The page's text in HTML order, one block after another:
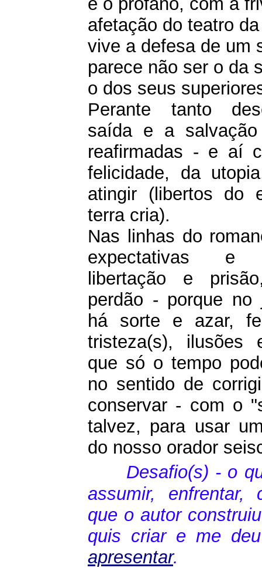
afetação do teatro
vive a defesa de um
parece não ser o da
o dos seus
Perante tanto
saída e a
reafirmadas - e aí
felicidade, da
atingir (libertos do
terra cria).
Nas linhas do
expectativas e
libertação e
perdão - porque no
há sorte e azar,
tristeza(s), ilusões
que só o tempo
no sentido de
conservar - com o
talvez, para usar
do nosso orador
Desafio(s) - o
assumir, enfrentar,
que o autor
quis criar e me
apresentar.